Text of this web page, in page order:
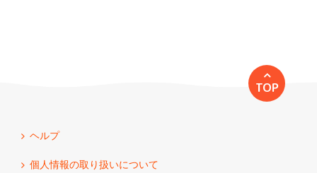
TOP
ヘルプ
個人情報の取り扱いについて